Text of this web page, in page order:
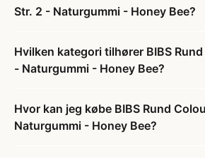
Str. 2 - Naturgummi - Honey Bee?
Hvilken kategori tilhører BIBS
- Naturgummi - Honey Bee?
Hvor kan jeg købe BIBS Rund
Naturgummi - Honey Bee?